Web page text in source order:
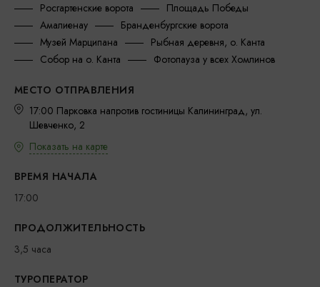
Росгартенские ворота
Площадь Победы
Амалиенау
Бранденбургские ворота
Музей Марципана
Рыбная деревня, о. Канта
Собор на о. Канта
Фотопауза у всех Хомлинов
МЕСТО ОТПРАВЛЕНИЯ
17:00 Парковка напротив гостиницы Калининград, ул.
Шевченко, 2
Показать на карте
ВРЕМЯ НАЧАЛА
17:00
ПРОДОЛЖИТЕЛЬНОСТЬ
3,5 часа
ТУРОПЕРАТОР